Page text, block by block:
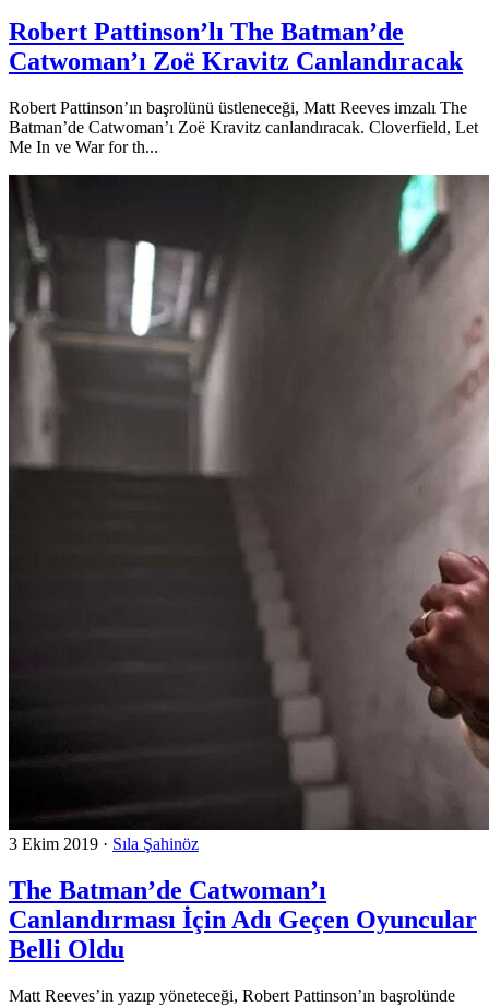
Robert Pattinson’lı The Batman’de
Catwoman’ı Zoë Kravitz Canlandıracak
Robert Pattinson’ın başrolünü üstleneceği, Matt Reeves imzalı The
Batman’de Catwoman’ı Zoë Kravitz canlandıracak. Cloverfield, Let
Me In ve War for th...
3 Ekim 2019 · Sıla Şahinöz
The Batman’de Catwoman’ı
Canlandırması İçin Adı Geçen Oyuncular
Belli Oldu
Matt Reeves’in yazıp yöneteceği, Robert Pattinson’ın başrolünde